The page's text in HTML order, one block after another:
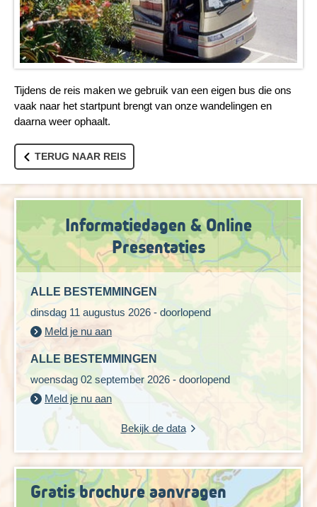
Tijdens de reis maken we gebruik van een eigen bus die ons
vaak naar het startpunt brengt van onze wandelingen en
daarna weer ophaalt.
TERUG NAAR REIS
Informatiedagen & Online
Presentaties
ALLE BESTEMMINGEN
dinsdag 11 augustus 2026 - doorlopend
Meld je nu aan
ALLE BESTEMMINGEN
woensdag 02 september 2026 - doorlopend
Meld je nu aan
Bekijk de data
Gratis brochure aanvragen